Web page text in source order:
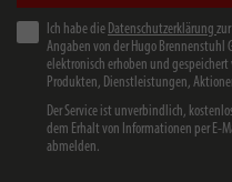
Ich habe die Datenschutzerklärung
Angaben von der Hugo Brennenstuhl
elektronisch erhoben und
Produkten, Dienstleistungen,
Der Service ist unverbindlich,
dem Erhalt von Informationen per E-
abmelden.